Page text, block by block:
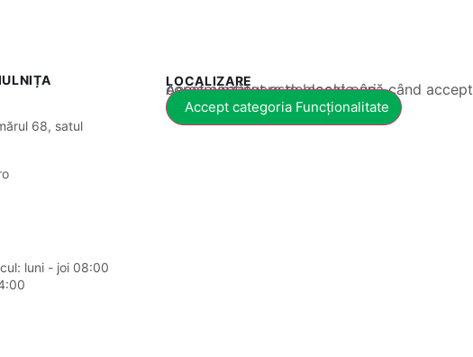
68, satul
luni - joi 08:00
LOCALIZARE
Acest conținut este blocat până când acceptați categoria corespunzătoare de cookie-uri.
Accept categoria Funcționalitate